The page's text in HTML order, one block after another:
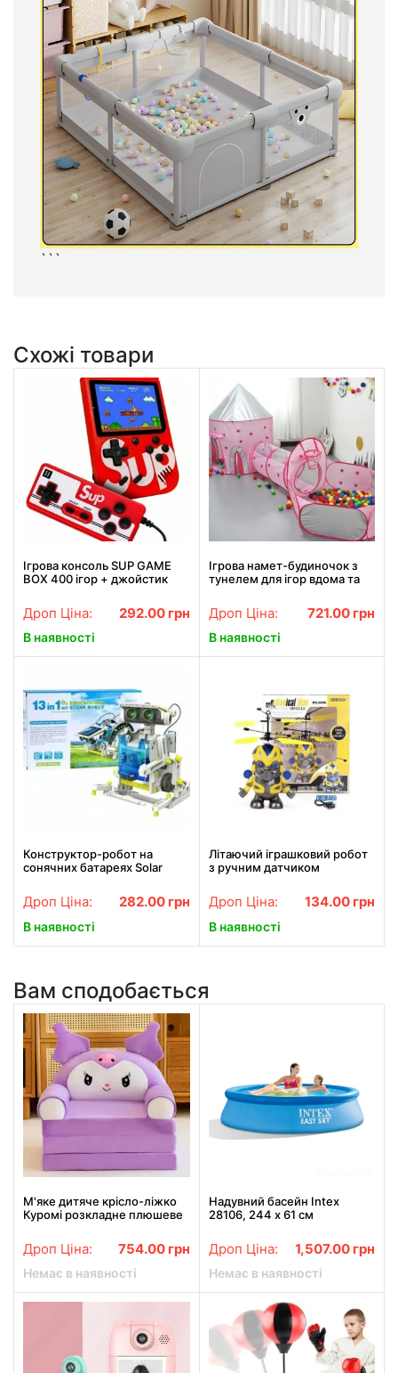
```
Схожі товари
Ігрова консоль SUP GAME
BOX 400 ігор + джойстик
Дроп Ціна: 292.00 грн
В наявності
Ігрова намет-будиночок з
тунелем для ігор вдома та
Дроп Ціна: 721.00 грн
В наявності
Конструктор-робот на
сонячних батареях Solar
Дроп Ціна: 282.00 грн
В наявності
Літаючий іграшковий робот
з ручним датчиком
Дроп Ціна: 134.00 грн
В наявності
Вам сподобається
М'яке дитяче крісло-ліжко
Куромі розкладне плюшеве
трансформер для дітей
Дроп Ціна: 754.00 грн
Немає в наявності
Надувний басейн Intex
28106, 244 х 61 см
Дроп Ціна: 1,507.00 грн
Немає в наявності